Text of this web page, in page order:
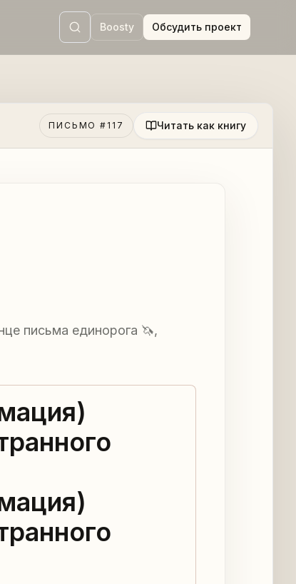
Boosty Обсудить проект
ПИСЬМО #117 Читать как книгу
письма единорога 🦄,